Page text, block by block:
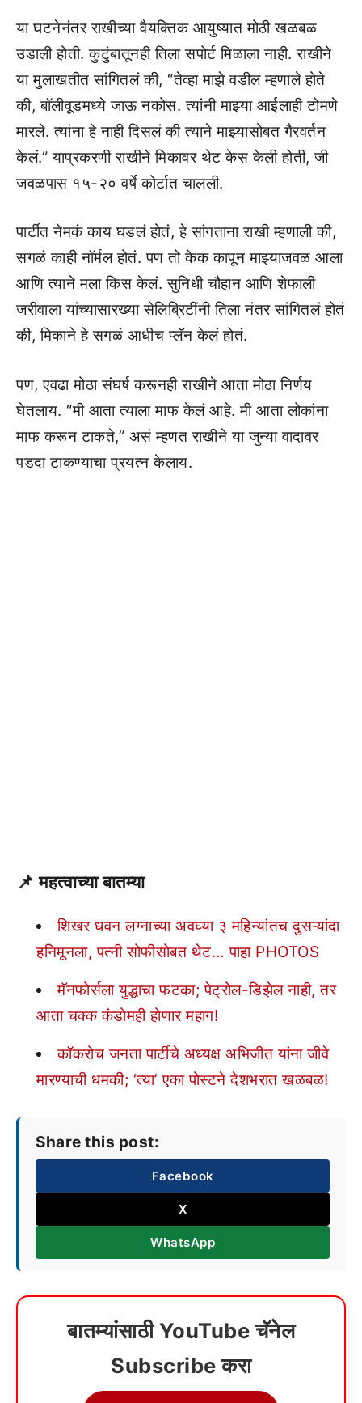
या घटनेनंतर राखीच्या वैयक्तिक आयुष्यात मोठी खळबळ
उडाली होती. कुटुंबातूनही तिला सपोर्ट मिळाला नाही. राखीने
या मुलाखतीत सांगितलं की, “तेव्हा माझे वडील म्हणाले होते
की, बॉलीवूडमध्ये जाऊ नकोस. त्यांनी माझ्या आईलाही टोमणे
मारले. त्यांना हे नाही दिसलं की त्याने माझ्यासोबत गैरवर्तन
केलं.” याप्रकरणी राखीने मिकावर थेट केस केली होती, जी
जवळपास १५-२० वर्षे कोर्टात चालली.
पार्टीत नेमकं काय घडलं होतं, हे सांगताना राखी म्हणाली की,
सगळं काही नॉर्मल होतं. पण तो केक कापून माझ्याजवळ आला
आणि त्याने मला किस केलं. सुनिधी चौहान आणि शेफाली
जरीवाला यांच्यासारख्या सेलिब्रिटींनी तिला नंतर सांगितलं होतं
की, मिकाने हे सगळं आधीच प्लॅन केलं होतं.
पण, एवढा मोठा संघर्ष करूनही राखीने आता मोठा निर्णय
घेतलाय. “मी आता त्याला माफ केलं आहे. मी आता लोकांना
माफ करून टाकते,” असं म्हणत राखीने या जुन्या वादावर
पडदा टाकण्याचा प्रयत्न केलाय.
📌महत्वाच्या बातम्या
शिखर धवन लग्नाच्या अवघ्या ३ महिन्यांतच दुसऱ्यांदा
हनिमूनला, पत्नी सोफीसोबत थेट… पाहा PHOTOS
मॅनफोर्सला युद्धाचा फटका; पेट्रोल-डिझेल नाही, तर
आता चक्क कंडोमही होणार महाग!
कॉकरोच जनता पार्टीचे अध्यक्ष अभिजीत यांना जीवे
मारण्याची धमकी; ‘त्या’ एका पोस्टने देशभरात खळबळ!
Share this post:
Facebook
X
WhatsApp
बातम्यांसाठी YouTube चॅनेल
Subscribe करा